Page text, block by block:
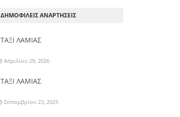
ΔΗΜΟΦΙΛΕΙΣ ΑΝΑΡΤΗΣΕΙΣ
ΤΑΞΙ ΛΑΜΙΑΣ
Απριλίου 29, 2026
ΤΑΞΙ ΛΑΜΙΑΣ
Σεπτεμβρίου 23, 2025